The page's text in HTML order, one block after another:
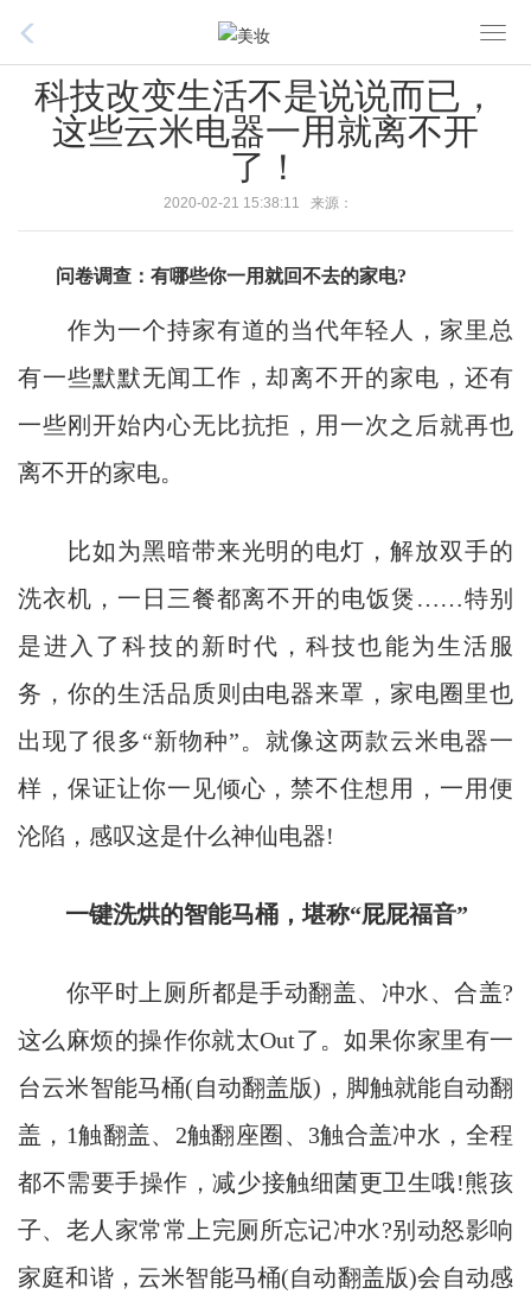
o
g
科技改变生活不是说说而已，
这些云米电器一用就离不开
了！
2020-02-21 15:38:11 来源：
问卷调查：有哪些你一用就回不去的家电?
作为一个持家有道的当代年轻人，家里总
有一些默默无闻工作，却离不开的家电，还有
一些刚开始内心无比抗拒，用一次之后就再也
离不开的家电。
比如为黑暗带来光明的电灯，解放双手的
洗衣机，一日三餐都离不开的电饭煲……特别
是进入了科技的新时代，科技也能为生活服
务，你的生活品质则由电器来罩，家电圈里也
出现了很多“新物种”。就像这两款云米电器一
样，保证让你一见倾心，禁不住想用，一用便
沦陷，感叹这是什么神仙电器!
一键洗烘的智能马桶，堪称“屁屁福音”
你平时上厕所都是手动翻盖、冲水、合盖?
这么麻烦的操作你就太Out了。如果你家里有一
台云米智能马桶(自动翻盖版)，脚触就能自动翻
盖，1触翻盖、2触翻座圈、3触合盖冲水，全程
都不需要手操作，减少接触细菌更卫生哦!熊孩
子、老人家常常上完厕所忘记冲水?别动怒影响
家庭和谐，云米智能马桶(自动翻盖版)会自动感